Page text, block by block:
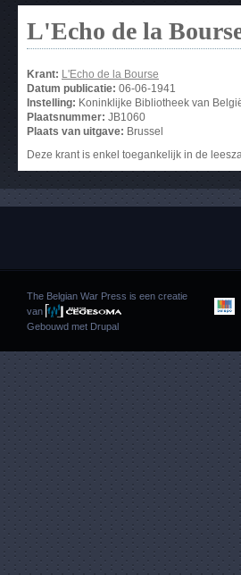
L'Echo de la
Krant: L'Echo de la Bourse
Datum publicatie: 06-06-1941
Instelling: Koninklijke Bibliotheek van
Plaatsnummer: JB1060
Plaats van uitgave: Brussel
Deze krant is enkel toegankelijk in de
The Belgian War Press is een creatie
van
Gebouwd met Drupal